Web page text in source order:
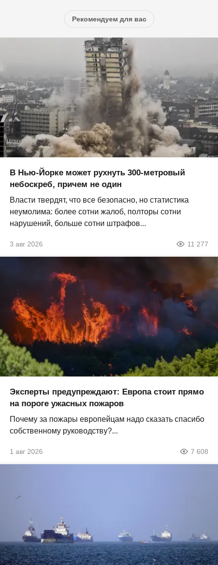
Рекомендуем для вас
В Нью-Йорке может рухнуть 300-метровый
небоскреб, причем не один
Власти твердят, что все безопасно, но статистика
неумолима: более сотни жалоб, полторы сотни
нарушений, больше сотни штрафов...
3 авг 2026 11 277
Эксперты предупреждают: Европа стоит прямо
на пороге ужасных пожаров
Почему за пожары европейцам надо сказать спасибо
собственному руководству?...
1 авг 2026 7 608